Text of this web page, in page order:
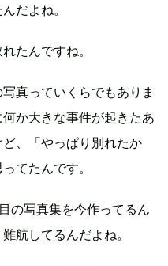
だよね。
たんですね。
真っていくらでもありま
か大きな事件が起きたあ
、「やっぱり別れたか
てたんです。
の写真集を今作ってるん
航してるんだよね。